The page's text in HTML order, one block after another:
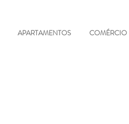
APARTAMENTOS COMÉRCIO